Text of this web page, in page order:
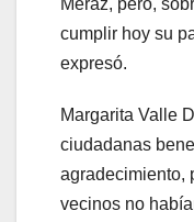
cumplir hoy su
expresó.
Margarita Valle
ciudadanas
agradecimiento,
vecinos no